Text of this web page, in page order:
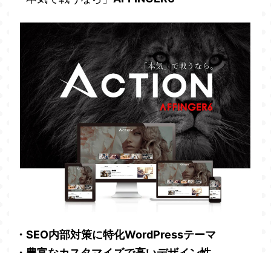
・SEO内部対策に特化WordPressテーマ